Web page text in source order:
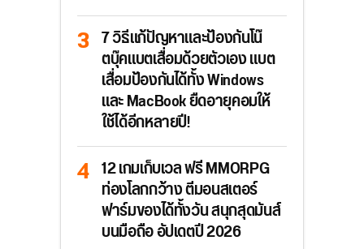
7 วิธีแก้ปัญหาและป้องกันโน๊
ตบุ๊คแบตเสื่อมด้วยตัวเอง แบต
เสื่อมป้องกันได้ทั้ง Windows
และ MacBook ยืดอายุคอมให้
ใช้ได้อีกหลายปี!
12 เกมเก็บเวล ฟรี MMORPG
ท่องโลกกว้าง ตีมอนสเตอร์
ฟาร์มของได้ทั้งวัน สนุกสุดมันส์
บนมือถือ อัปเดตปี 2026